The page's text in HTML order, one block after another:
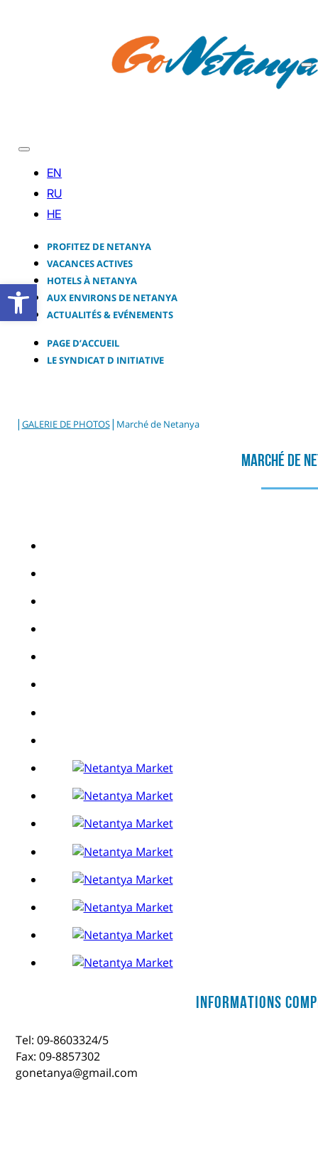
Ouvrir la barre d’outils
PROFITEZ DE NETANYA
VACANCES ACTIVES
HOTELS À NETANYA
AUX ENVIRONS DE NETANYA
ACTUALITÉS & EVÉNEMENTS
PAGE D’ACCUEIL
LE SYNDICAT D INITIATIVE
| GALERIE DE PHOTOS| Marché de Netanya
Marché De
Informations
Tel: 09-8603324/5
Fax: 09-8857302
gonetanya@gmail.com